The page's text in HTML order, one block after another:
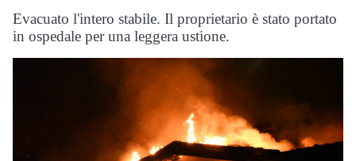
Evacuato l'intero stabile. Il proprietario è stato portato
in ospedale per una leggera ustione.